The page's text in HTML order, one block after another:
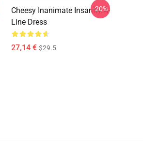
Cheesy Inanimate Insanity A-
Line Dress
27,14 € $29.5
-20%